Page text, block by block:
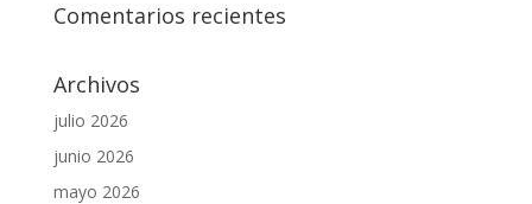
Comentarios recientes
Archivos
julio 2026
junio 2026
mayo 2026